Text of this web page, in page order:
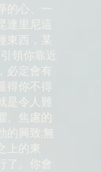
心、一
達里尼這
東西，某
領你靠近
必定會有
得你不得
是令人難
、焦慮的
的興致;無
上的東
了。你會